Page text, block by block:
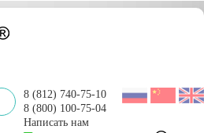
8 (812) 740-75-10
8 (800) 100-75-04
Написать нам